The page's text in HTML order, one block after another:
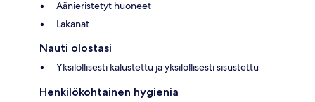
Äänieristetyt huoneet
Lakanat
Nauti olostasi
Yksilöllisesti kalustettu ja yksilöllisesti sisustettu
Henkilökohtainen hygienia